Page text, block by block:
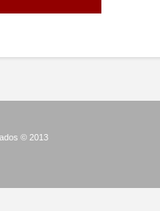
© 2013